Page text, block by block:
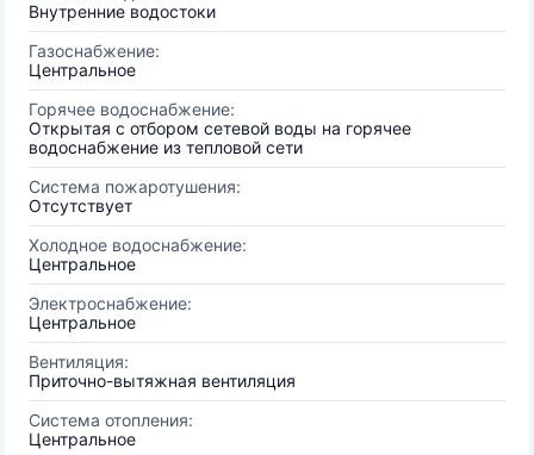
Внутренние водостоки
Газоснабжение:
Центральное
Горячее водоснабжение:
Открытая с отбором сетевой воды на горячее
водоснабжение из тепловой сети
Система пожаротушения:
Отсутствует
Холодное водоснабжение:
Центральное
Электроснабжение:
Центральное
Вентиляция:
Приточно-вытяжная вентиляция
Система отопления:
Центральное